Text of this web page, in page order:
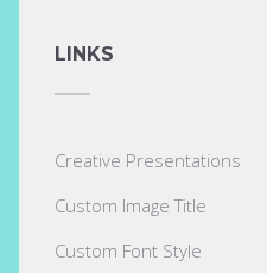
LINKS
Creative Presentations
Custom Image Title
Custom Font Style